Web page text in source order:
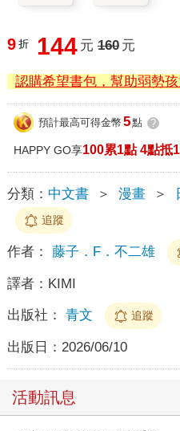
9 折 144 元 160 元
認購希望書包，幫助弱勢孩
預計最高可得金幣 5點 ?
HAPPY GO享100累1點 4點抵
分類： 中文書 ＞ 漫畫 ＞
追蹤
作者： 藤子．F．不二雄
譯者： KIMI
出版社： 青文 追蹤
出版日： 2026/06/10
活動訊息